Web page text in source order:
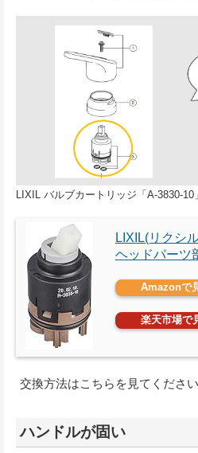
LIXIL バルブカートリッジ「A-3830-10
LIXIL(リクシ
ヘッドパーツ
Amazonで
楽天市場で
交換方法はこちらを見てください
ハンドルが固い